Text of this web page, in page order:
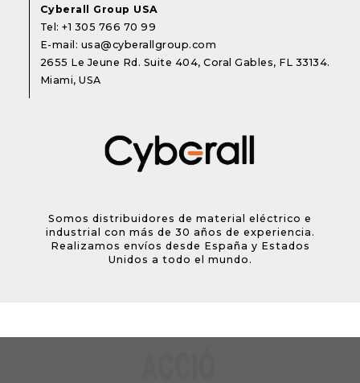
Cyberall Group USA
Tel:+1 305 766 70 99
E-mail: usa@cyberallgroup.com
2655 Le Jeune Rd. Suite 404, Coral Gables, FL 33134.
Miami, USA
Somos distribuidores de material eléctrico e
industrial con más de 30 años de experiencia.
Realizamos envíos desde España y Estados
Unidos a todo el mundo.